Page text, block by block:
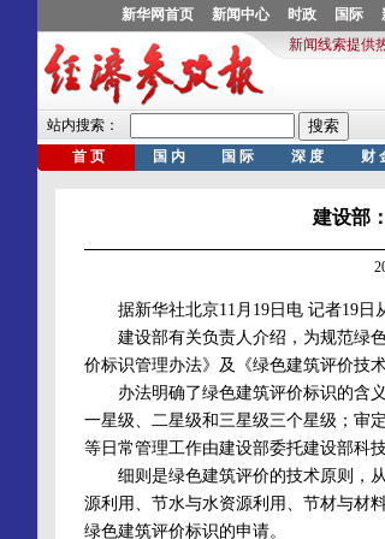
建设部
据新华社北京11月19日电 记者19日
建设部有关负责人介绍，为规范绿色
价标识管理办法》及《绿色建筑评价技
办法明确了绿色建筑评价标识的含义
一星级、二星级和三星级三个星级；审
等日常管理工作由建设部委托建设部科
细则是绿色建筑评价的技术原则，从
源利用、节水与水资源利用、节材与材
绿色建筑评价标识的申请。